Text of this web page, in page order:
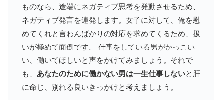
ものなら、途端にネガティブ思考を発動させるため、
ネガティブ発言を連発します。女子に対して、俺を慰
めてくれと言わんばかりの対応を求めてくるため、扱
いが極めて面倒です。 仕事をしている男がかっこい
い、働いてほしいと声をかけてみましょう。それで
も、 あなたのために働かない男は一生仕事しないと肝
に命じ、別れる良いきっかけと考えましょう。